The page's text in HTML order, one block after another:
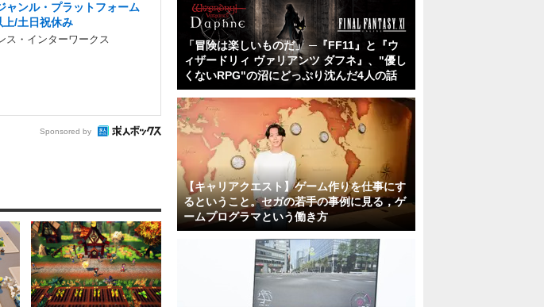
ャンル・プラットフォーム
/土日祝休み
ス・インターワークス
Sponsored by
「冒険は楽しいものだ」 ─『FF11』と『ウ
ィザードリィ ヴァリアンツ ダフネ』、"優し
くないRPG"の沼にどっぷり沈んだ4人の話
【キャリアクエスト】ゲーム作りを仕事にす
るということ。セガの若手の事例に見る，ゲ
ームプログラマという働き方